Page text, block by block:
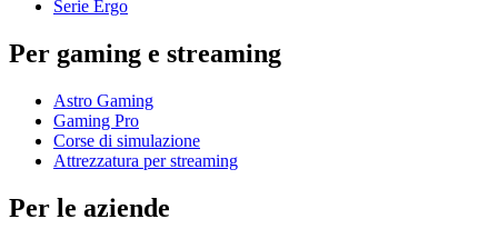
Serie Ergo
Per gaming e streaming
Astro Gaming
Gaming Pro
Corse di simulazione
Attrezzatura per streaming
Per le aziende